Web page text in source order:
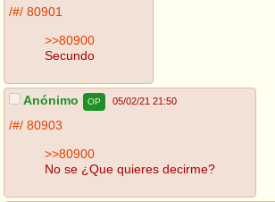
/#/ 80901
>>80900
Secundo
Anónimo OP 05/02/21 21:50
/#/ 80903
>>80900
No se ¿Que quieres decirme?